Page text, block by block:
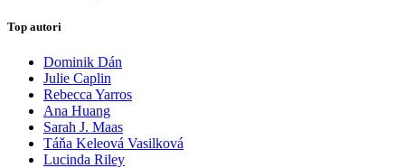
Top autori
Dominik Dán
Julie Caplin
Rebecca Yarros
Ana Huang
Sarah J. Maas
Táňa Keleová Vasilková
Lucinda Riley